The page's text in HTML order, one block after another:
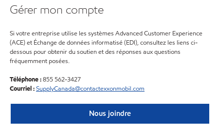
Gérer mon compte
Si votre entreprise utilise les systèmes Advanced Customer Experience
(ACE) et Échange de données informatisé (EDI), consultez les liens ci-
dessous pour obtenir du soutien et des réponses aux questions
fréquemment posées.
Téléphone :855 562-3427
Courriel :SupplyCanada@contactexxonmobil.com
Nous joindre